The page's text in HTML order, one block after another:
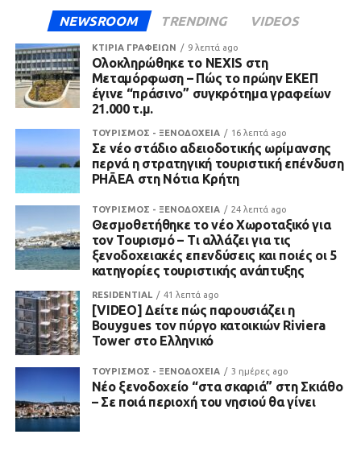
NEWSROOM TRENDING VIDEOS
ΚΤΙΡΙΑ ΓΡΑΦΕΙΩΝ 9 λεπτά ago
Ολοκληρώθηκε το NEXIS στη
Μεταμόρφωση – Πώς το πρώην ΕΚΕΠ
έγινε “πράσινο” συγκρότημα γραφείων
21.000 τ.μ.
ΤΟΥΡΙΣΜΟΣ - ΞΕΝΟΔΟΧΕΙΑ 16 λεπτά ago
Σε νέο στάδιο αδειοδοτικής ωρίμανσης
περνά η στρατηγική τουριστική επένδυση
PHĀEA στη Νότια Κρήτη
ΤΟΥΡΙΣΜΟΣ - ΞΕΝΟΔΟΧΕΙΑ 24 λεπτά ago
Θεσμοθετήθηκε το νέο Χωροταξικό για
τον Τουρισμό – Τι αλλάζει για τις
ξενοδοχειακές επενδύσεις και ποιές οι 5
κατηγορίες τουριστικής ανάπτυξης
RESIDENTIAL 41 λεπτά ago
[VIDEO] Δείτε πώς παρουσιάζει η
Bouygues τον πύργο κατοικιών Riviera
Tower στο Ελληνικό
ΤΟΥΡΙΣΜΟΣ - ΞΕΝΟΔΟΧΕΙΑ 3 ημέρες ago
Νέο ξενοδοχείο “στα σκαριά” στη Σκιάθο
– Σε ποιά περιοχή του νησιού θα γίνει